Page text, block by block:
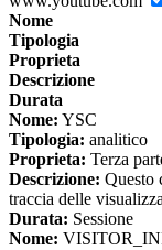
Nome
Tipologia
Proprieta
Descrizione
Durata
Nome: YSC
Tipologia: analitico
Proprieta: Terza
Descrizione: Questo
traccia delle
Durata: Sessione
Nome: